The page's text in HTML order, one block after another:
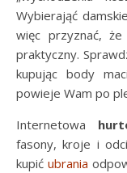
Wybierająć
więc przyznać,
praktyczny.
kupując body
powieje Wam po
Internetowa
fasony, kroje i
kupić ubrania